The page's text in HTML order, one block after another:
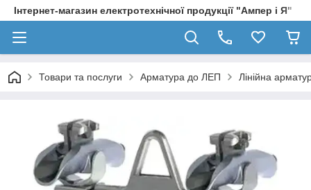
Інтернет-магазин електротехнічної продукції "Ампер і Я"
Товари та послуги Арматура до ЛЕП Лінійна